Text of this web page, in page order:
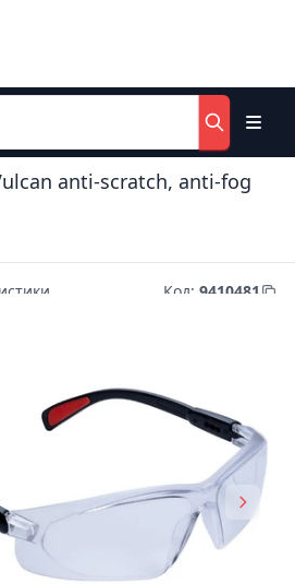
anti-scratch, anti-fog
Код: 9410481